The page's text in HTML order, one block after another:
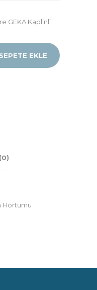
GEKA Kaplinli
SEPETE EKLE
Hortumu